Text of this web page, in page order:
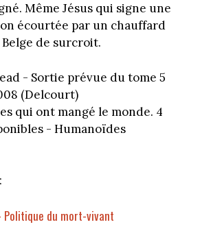
Même Jésus qui signe une
écourtée par un chauffard
de surcroit.
- Sortie prévue du tome 5
(Delcourt)
qui ont mangé le monde. 4
- Humanoïdes
Politique du mort-vivant